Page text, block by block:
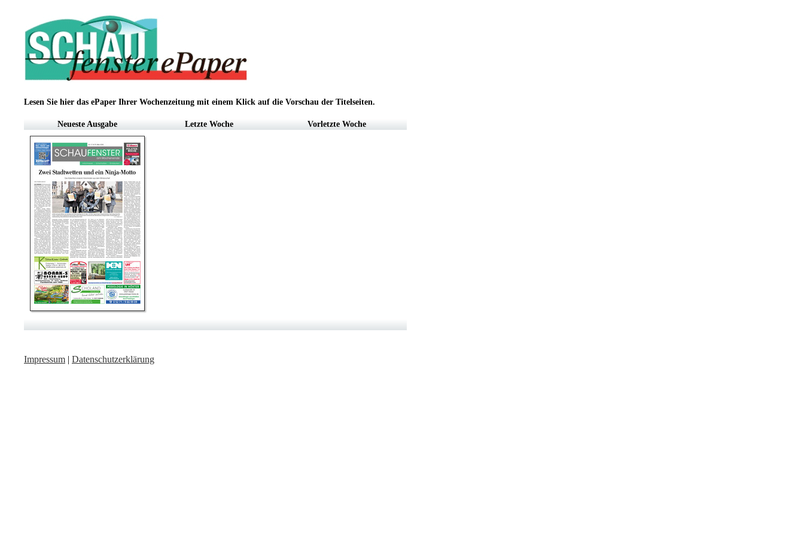
Lesen Sie hier das ePaper Ihrer Wochenzeitung mit einem Klick auf die Vorschau der Titelseiten.
Neueste Ausgabe Letzte Woche Vorletzte Woche
Impressum | Datenschutzerklärung